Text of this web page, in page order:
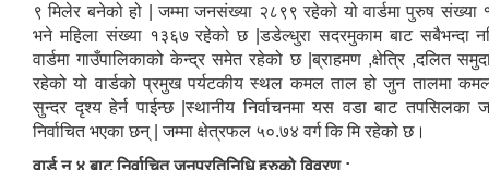
९ मिलेर बनेको हो | जम्मा जनसंख्या २८९९ रहेको यो वार्डमा पुरुष
भने महिला संख्या १३६७ रहेको छ |डडेल्धुरा सदरमुकाम बाट सबैभन्दा
वार्डमा गाउँपालिकाको केन्द्र समेत रहेको छ |ब्राहमण ,क्षेत्रि ,दलित
रहेको यो वार्डको प्रमुख पर्यटकीय स्थल कमल ताल हो जुन तालमा
सुन्दर दृश्य हेर्न पाईन्छ |स्थानीय निर्वाचनमा यस वडा बाट तपसिलका
निर्वाचित भएका छन् | जम्मा क्षेत्रफल ५०.७४ वर्ग कि मि रहेको छ।